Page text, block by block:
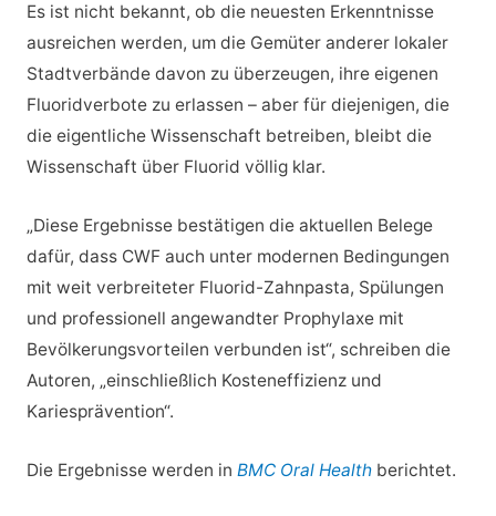
Es ist nicht bekannt, ob die neuesten Erkenntnisse
ausreichen werden, um die Gemüter anderer lokaler
Stadtverbände davon zu überzeugen, ihre eigenen
Fluoridverbote zu erlassen – aber für diejenigen, die
die eigentliche Wissenschaft betreiben, bleibt die
Wissenschaft über Fluorid völlig klar.
„Diese Ergebnisse bestätigen die aktuellen Belege
dafür, dass CWF auch unter modernen Bedingungen
mit weit verbreiteter Fluorid-Zahnpasta, Spülungen
und professionell angewandter Prophylaxe mit
Bevölkerungsvorteilen verbunden ist“, schreiben die
Autoren, „einschließlich Kosteneffizienz und
Kariesprävention“.
Die Ergebnisse werden in BMC Oral Healthberichtet.